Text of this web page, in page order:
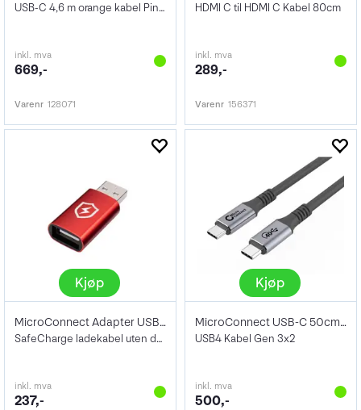
USB-C 4,6 m orange kabel Pinter/Skanner
inkl. mva
669,-
Varenr 128071
HDMI C til HDMI C Kabel 80cm
inkl. mva
289,-
Varenr 156371
Kjøp
MicroConnect Adapter USB-A
SafeCharge ladekabel uten dataoverføring
inkl. mva
237,-
Kjøp
MicroConnect USB-C 50cm 100W 40Gbps
USB4 Kabel Gen 3x2
inkl. mva
500,-